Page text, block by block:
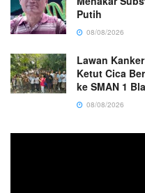
Putih
08/08/2026
Lawan
Ketut Cica
ke SMAN 1
08/08/2026